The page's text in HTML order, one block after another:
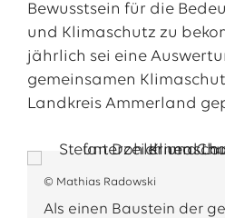
Bewusstsein für die
und Klimaschutz zu
jährlich sei eine
gemeinsamen
Landkreis Ammerland
© Mathias Radowski
Als einen Baustein der